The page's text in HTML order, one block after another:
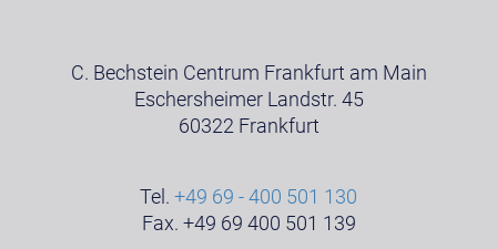
C. Bechstein Centrum Frankfurt am Main
Eschersheimer Landstr. 45
60322 Frankfurt
Tel. +49 69 - 400 501 130
Fax. +49 69 400 501 139